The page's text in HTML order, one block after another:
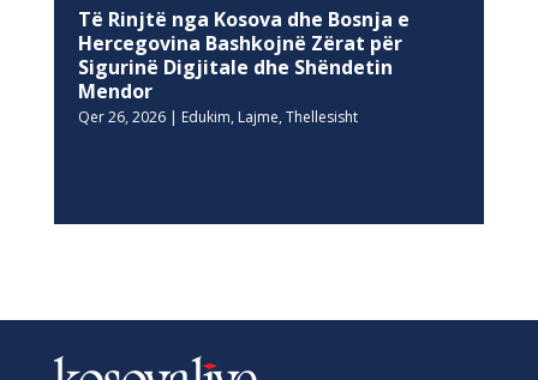
Të Rinjtë nga Kosova dhe Bosnja e
Hercegovina Bashkojnë Zërat për
Sigurinë Digjitale dhe Shëndetin
Mendor
Qer 26, 2026| Edukim, Lajme, Thellesisht